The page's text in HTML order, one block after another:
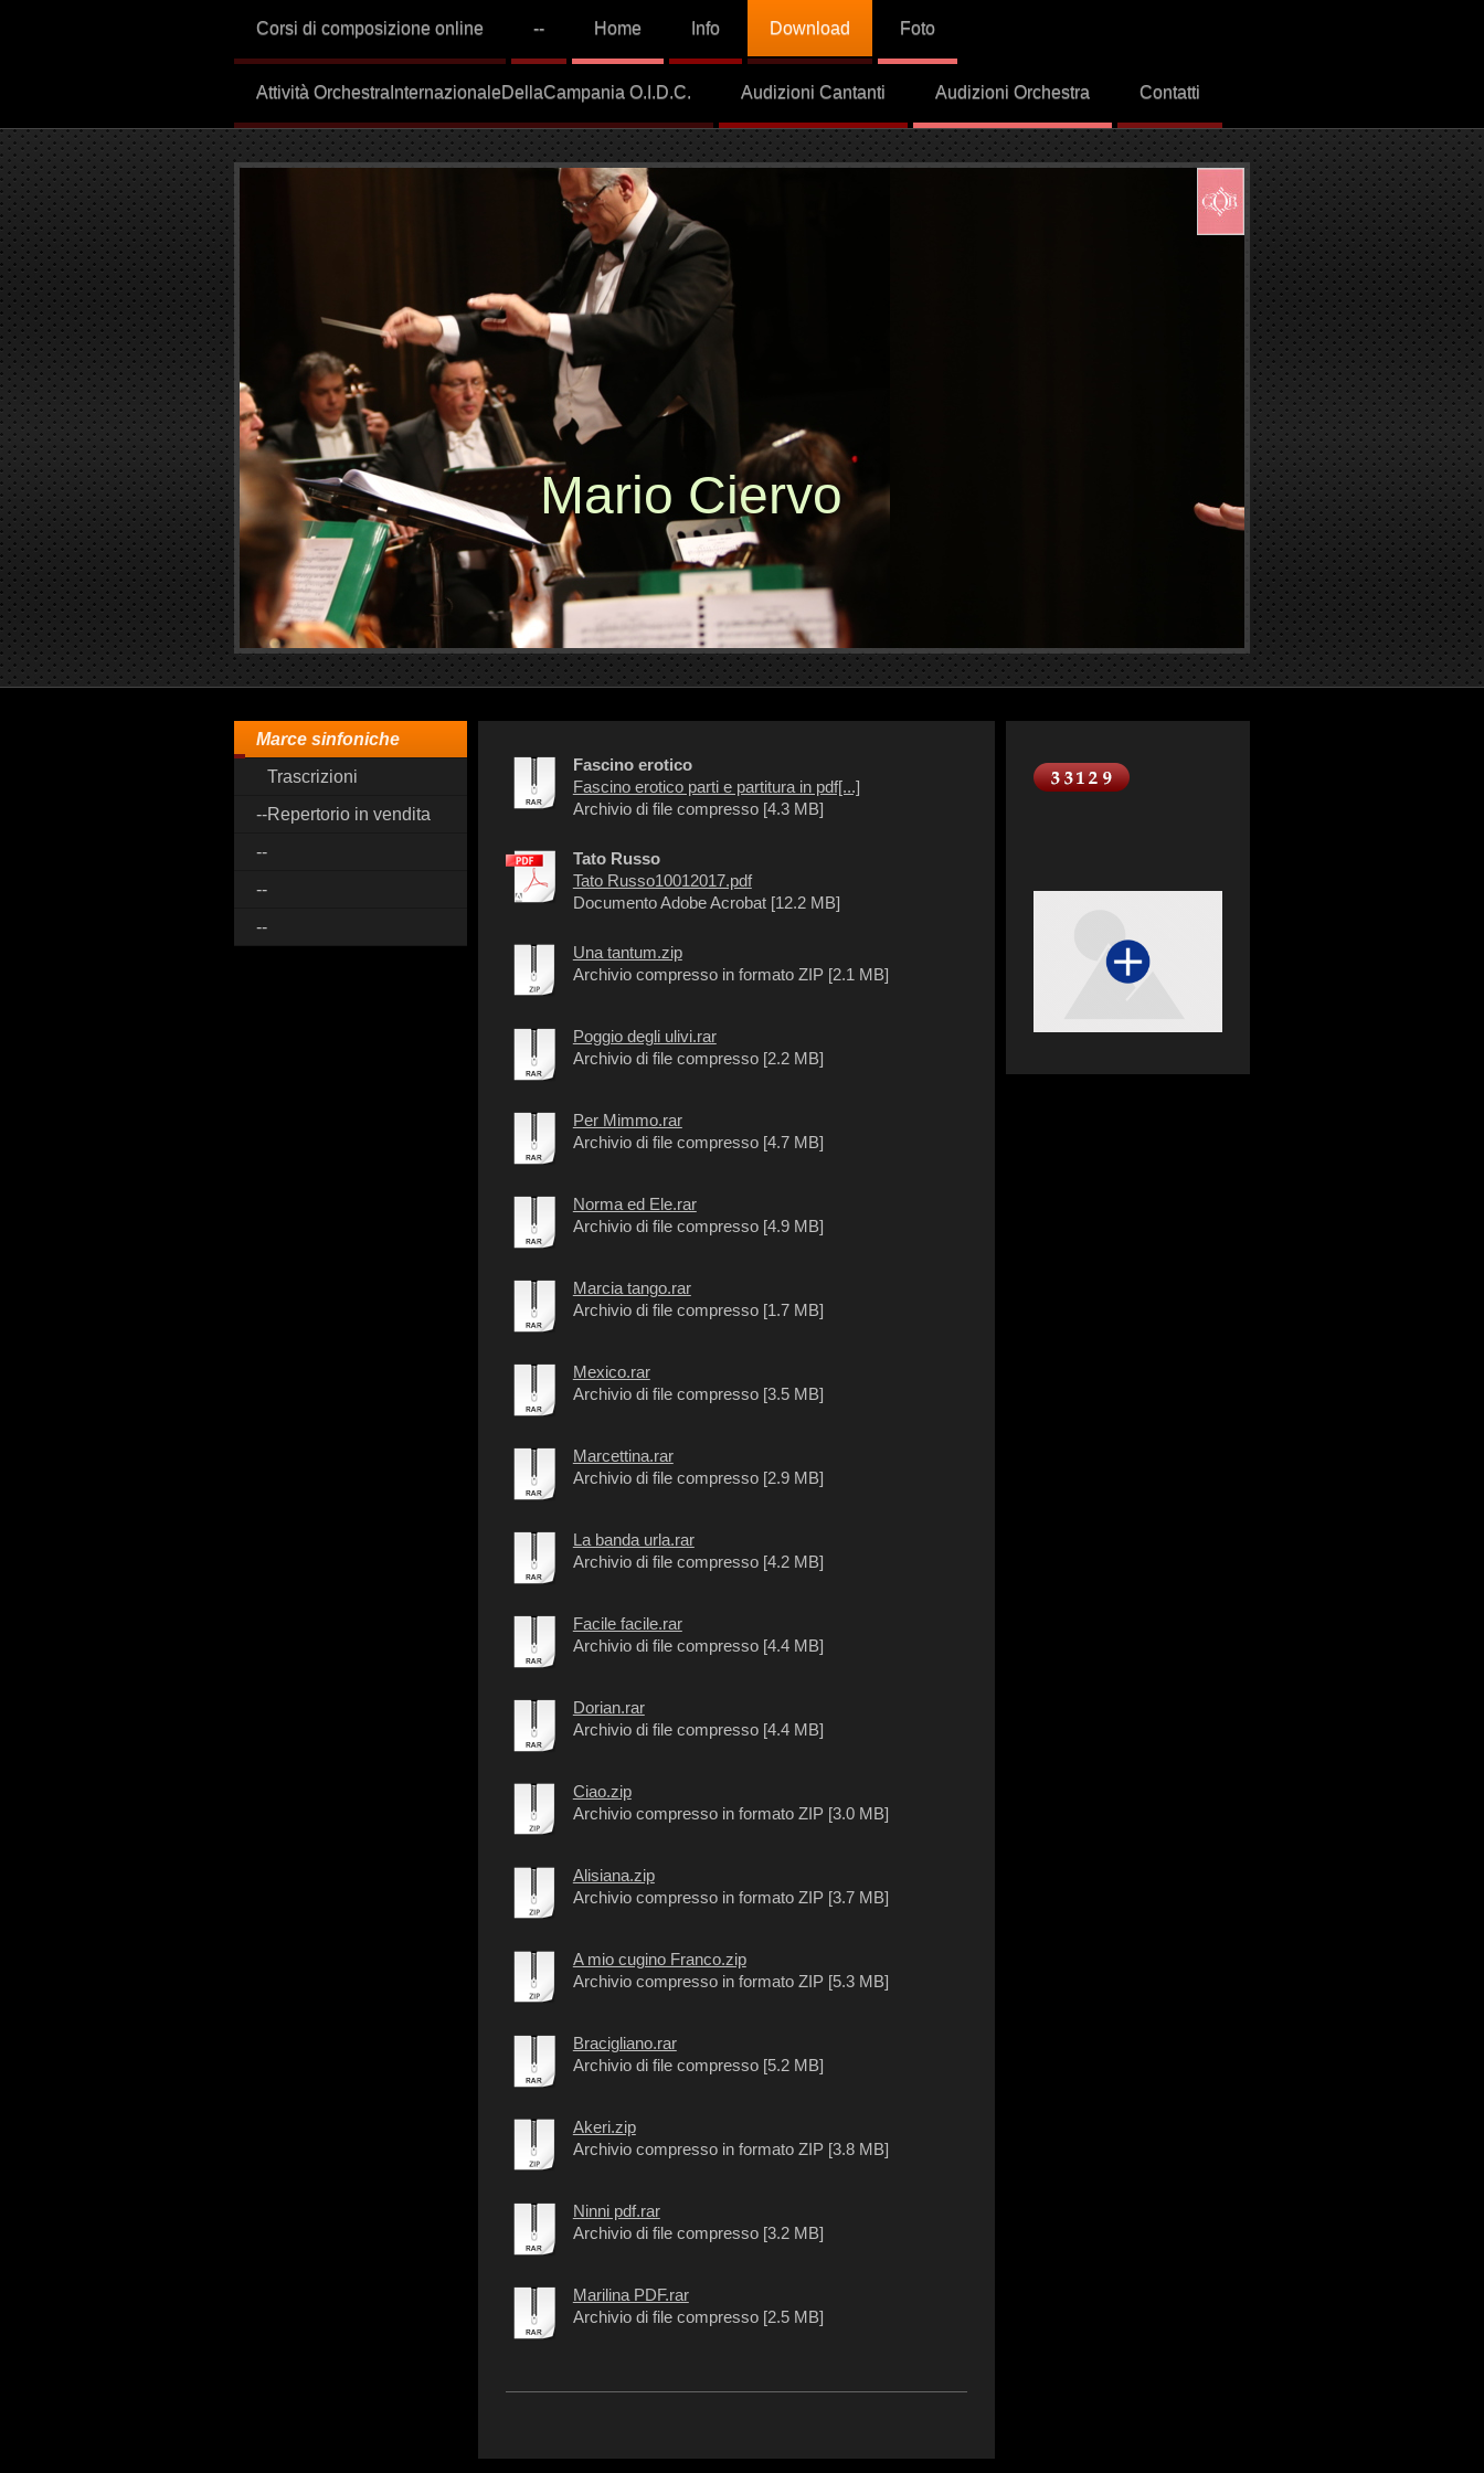
Corsi di composizione online -- Home Info Download Foto
Attività OrchestraInternazionaleDellaCampania O.I.D.C. Audizioni Cantanti Audizioni Orchestra Contatti
Mario Ciervo
Marce sinfoniche
Trascrizioni
--Repertorio in vendita
--
--
--
Fascino erotico
Fascino erotico parti e partitura in pdf[...]
Archivio di file compresso [4.3 MB]
Tato Russo
Tato Russo10012017.pdf
Documento Adobe Acrobat [12.2 MB]
Una tantum.zip
Archivio compresso in formato ZIP [2.1 MB]
Poggio degli ulivi.rar
Archivio di file compresso [2.2 MB]
Per Mimmo.rar
Archivio di file compresso [4.7 MB]
Norma ed Ele.rar
Archivio di file compresso [4.9 MB]
Marcia tango.rar
Archivio di file compresso [1.7 MB]
Mexico.rar
Archivio di file compresso [3.5 MB]
Marcettina.rar
Archivio di file compresso [2.9 MB]
La banda urla.rar
Archivio di file compresso [4.2 MB]
Facile facile.rar
Archivio di file compresso [4.4 MB]
Dorian.rar
Archivio di file compresso [4.4 MB]
Ciao.zip
Archivio compresso in formato ZIP [3.0 MB]
Alisiana.zip
Archivio compresso in formato ZIP [3.7 MB]
A mio cugino Franco.zip
Archivio compresso in formato ZIP [5.3 MB]
Bracigliano.rar
Archivio di file compresso [5.2 MB]
Akeri.zip
Archivio compresso in formato ZIP [3.8 MB]
Ninni pdf.rar
Archivio di file compresso [3.2 MB]
Marilina PDF.rar
Archivio di file compresso [2.5 MB]